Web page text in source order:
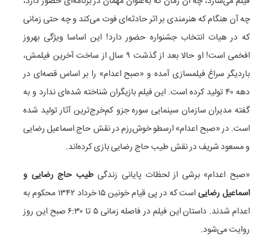
چه آن هنگام که هنرمندی بر اثر حادثه‌ای فوت می‌کند و چه حتی زمانی
که در هیات انتخاب جشنواره حضور دارد! این اساسا ویژگی بهروز
افخمی است! او حالا بعد از گذشت ۹ سال از ساخت آخرین فیلمش،
باردیگر سراغ فیلمسازی آمده و «صبح اعدام» را بر اساس قصه‌ای در
دهه ۴۰ تولید کرده است. این فیلم بازیگران شناخته شده‌ای ندارد و به
گفته مدیران سازمان سینمایی سوره جزو کم‌خرج‌ترین آثار تولید شده
است. در «صبح اعدام» ارسطو خوش‌رزم در نقش حاج اسماعیل رضایی
و مسعود شریف در نقش طیب حاج رضایی بازی کرده‌اند.
«صبح اعدام» برشی از لحظات پایانی زندگیطیب حاج رضایی و
اسماعیل رضایی
است که در پی قیام خونین ۱۵ خرداد ۱۳۴۲ محکوم به
اعدام شدند. داستان این فیلم در فاصله زمانی ۵ تا ۶:۳۰ صبح این روز
روایت می‌شود.